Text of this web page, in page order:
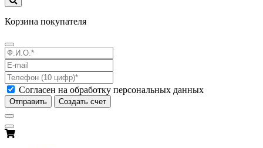
Корзина покупателя
Согласен на обработку персональных данных
Отправить Создать счет